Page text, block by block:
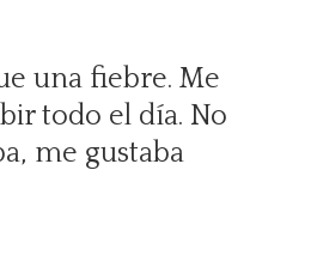
una fiebre. Me
todo el día. No
me gustaba